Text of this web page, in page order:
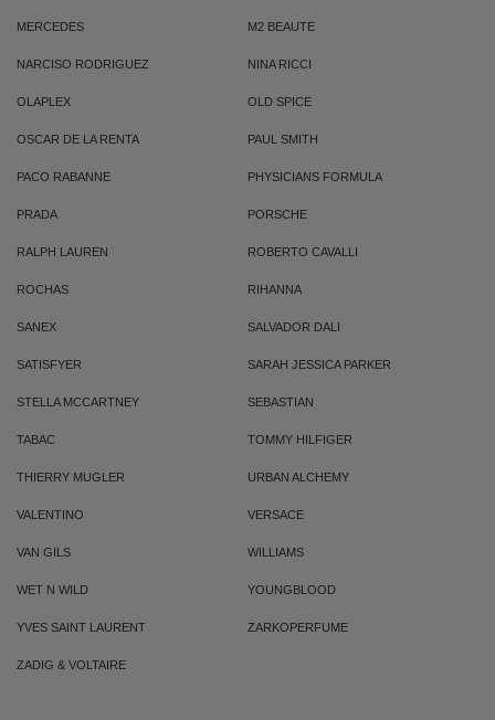
MERCEDES M2 BEAUTE
NARCISO RODRIGUEZ NINA RICCI
OLAPLEX OLD SPICE
OSCAR DE LA RENTA PAUL SMITH
PACO RABANNE PHYSICIANS FORMULA
PRADA PORSCHE
RALPH LAUREN ROBERTO CAVALLI
ROCHAS RIHANNA
SANEX SALVADOR DALI
SATISFYER SARAH JESSICA PARKER
STELLA MCCARTNEY SEBASTIAN
TABAC TOMMY HILFIGER
THIERRY MUGLER URBAN ALCHEMY
VALENTINO VERSACE
VAN GILS WILLIAMS
WET N WILD YOUNGBLOOD
YVES SAINT LAURENT ZARKOPERFUME
ZADIG & VOLTAIRE